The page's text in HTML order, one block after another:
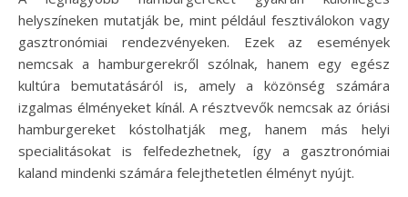
helyszíneken mutatják be, mint például fesztiválokon vagy
gasztronómiai rendezvényeken. Ezek az események
nemcsak a hamburgerekről szólnak, hanem egy egész
kultúra bemutatásáról is, amely a közönség számára
izgalmas élményeket kínál. A résztvevők nemcsak az óriási
hamburgereket kóstolhatják meg, hanem más helyi
specialitásokat is felfedezhetnek, így a gasztronómiai
kaland mindenki számára felejthetetlen élményt nyújt.